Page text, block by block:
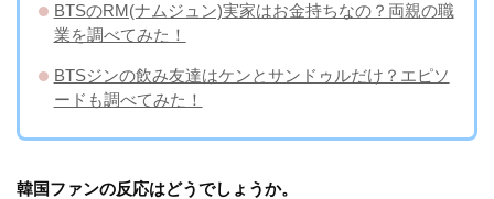
BTSのRM(ナムジュン)実家はお金持ちなの？両親の職
業を調べてみた！
BTSジンの飲み友達はケンとサンドゥルだけ？エピソ
ードも調べてみた！
韓国ファンの反応はどうでしょうか。